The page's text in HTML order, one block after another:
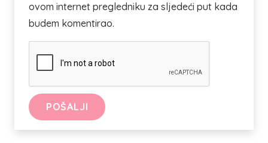
ovom internet pregledniku za sljedeći put kada
budem komentirao.